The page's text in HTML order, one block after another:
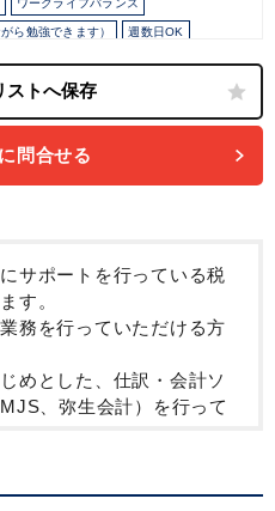
ワークライフバランス
ら勉強できます） 週数日OK
勤務終了時間の相談OK
社OK フルタイム
間未満勤務OK
問合せる
サポートを行っている税
す。
務を行っていただける方
めとした、仕訳・会計ソ
、弥生会計）を行って
申告書の作成も行ってい